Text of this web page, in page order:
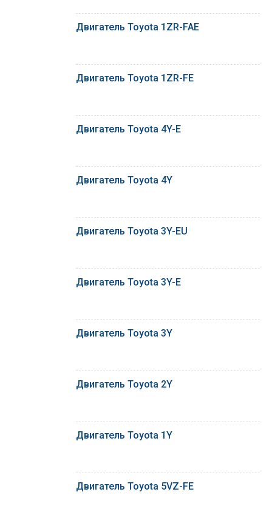
Двигатель Toyota 1ZR-FAE
Двигатель Toyota 1ZR-FE
Двигатель Toyota 4Y-E
Двигатель Toyota 4Y
Двигатель Toyota 3Y-EU
Двигатель Toyota 3Y-E
Двигатель Toyota 3Y
Двигатель Toyota 2Y
Двигатель Toyota 1Y
Двигатель Toyota 5VZ-FE